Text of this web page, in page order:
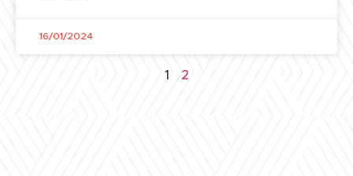
16/01/2024
1 2